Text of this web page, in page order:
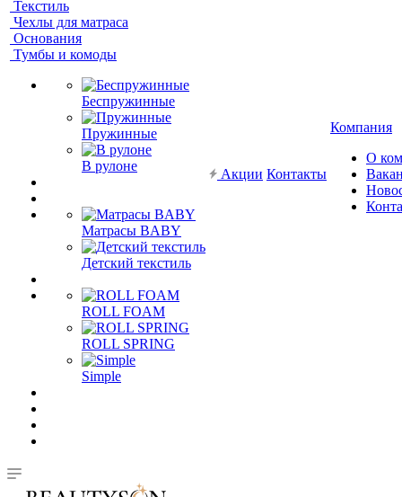
Текстиль
Чехлы для матраса
Основания
Тумбы и комоды
Беспружинные
Пружинные
В рулоне
Матрасы BABY
Детский текстиль
ROLL FOAM
ROLL SPRING
Simple
Акции Контакты
Компания
О